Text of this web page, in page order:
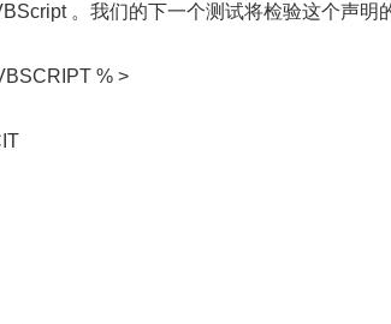
。我们的下一个测试将检验这个声明
% >